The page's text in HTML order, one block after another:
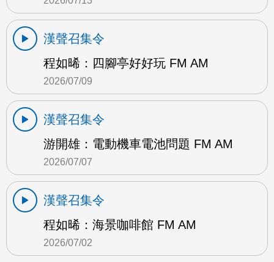
漢聲召集令
程如晞：四腳亭好好玩 FM AM
2026/07/09
漢聲召集令
游開雄：電動機車電池問題 FM AM
2026/07/07
漢聲召集令
程如晞：海景咖啡館 FM AM
2026/07/02